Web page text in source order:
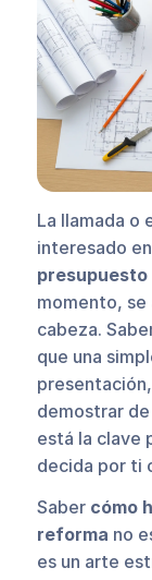
La llamada o
interesado
momento, se
cabeza.
que una
demostrar
está la clave
decida por ti
Saber cómo
reforma no
es un arte